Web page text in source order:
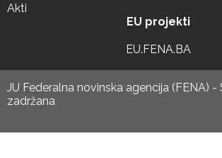
Akti
EU projekti
EU.FENA.BA
JU Federalna novinska agencija (FENA) -
zadržana